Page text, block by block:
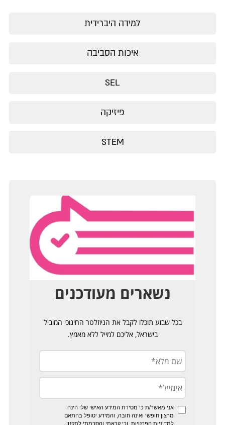
למידה היברידית
איכות הסביבה
SEL
פיזיקה
STEM